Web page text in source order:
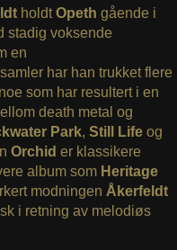
holdtOpeth gående i
stadig voksende
en
har han trukket flere
som har resultert i en
death metal og
Park, Still Life og
Orchid er klassikere
album som Heritage
modningen Åkerfeldt
i retning av melodiøs